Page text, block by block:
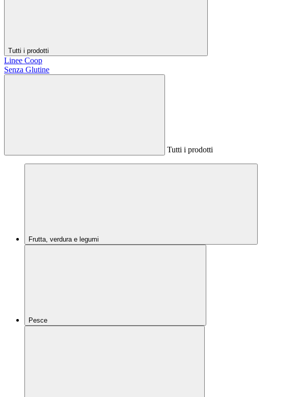
Tutti i prodotti
Linee Coop
Senza Glutine
Tutti i prodotti
Frutta, verdura e legumi
Pesce